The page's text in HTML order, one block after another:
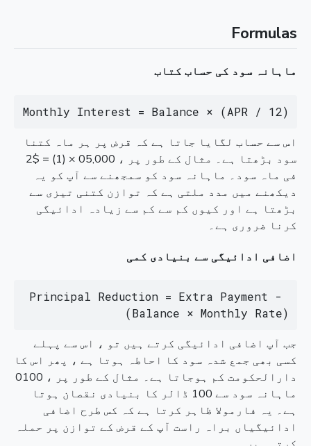
Formulas
ماہانہ سود کی حساب کتاب
Monthly Interest = Balance × (APR / 12)
اس سے حساب لگایا جاتا ہے کہ قرض پر ہر ماہ کتنا
سود بڑھتا ہے۔ مثال کے طور پر ، 05,000 × (1) = $2
فی ماہ سود۔ ماہانہ سود کو سمجھنے سے آپ کو یہ
دیکھنے میں مدد ملتی ہے کہ توازن کتنی تیزی سے
بڑھتا ہے اور کیوں کم سے کم سے زیادہ ادائیگی
کرنا ضروری ہے۔
اضافی ادائیگی سے بنیادی کمی
Principal Reduction = Extra Payment -
(Balance × Monthly Rate)
جب آپ اضافی ادائیگی کرتے ہیں تو ، اس سے پہلے
کسی بھی جمع شدہ سود کا احاطہ ہوتا ہے ، پھر اس کا
دارالحکومت کم ہوجاتا ہے۔ مثال کے طور پر ، 0100
ماہانہ سود سے 100 ڈالر کا بنیادی نقصان ہوتا
ہے۔ یہ فارمولا ظاہر کرتا ہے کہ کس طرح اضافی
ادائیگیاں براہ راست آپ کے قرض کے توازن پر حملہ